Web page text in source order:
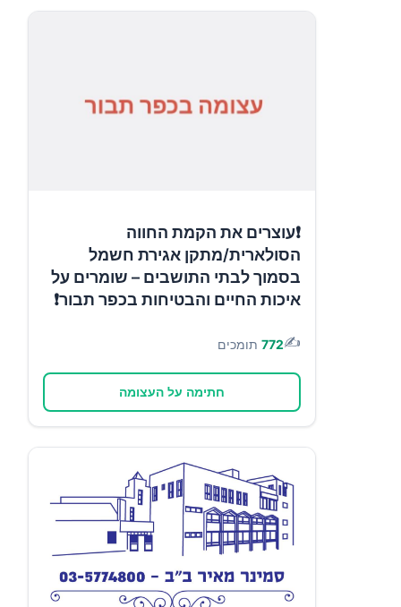
❗עוצרים את הקמת החווה
הסולארית/מתקן אגירת חשמל
בסמוך לבתי התושבים – שומרים על
איכות החיים והבטיחות בכפר תבור❗
✍️
772 תומכים
חתימה על העצומה